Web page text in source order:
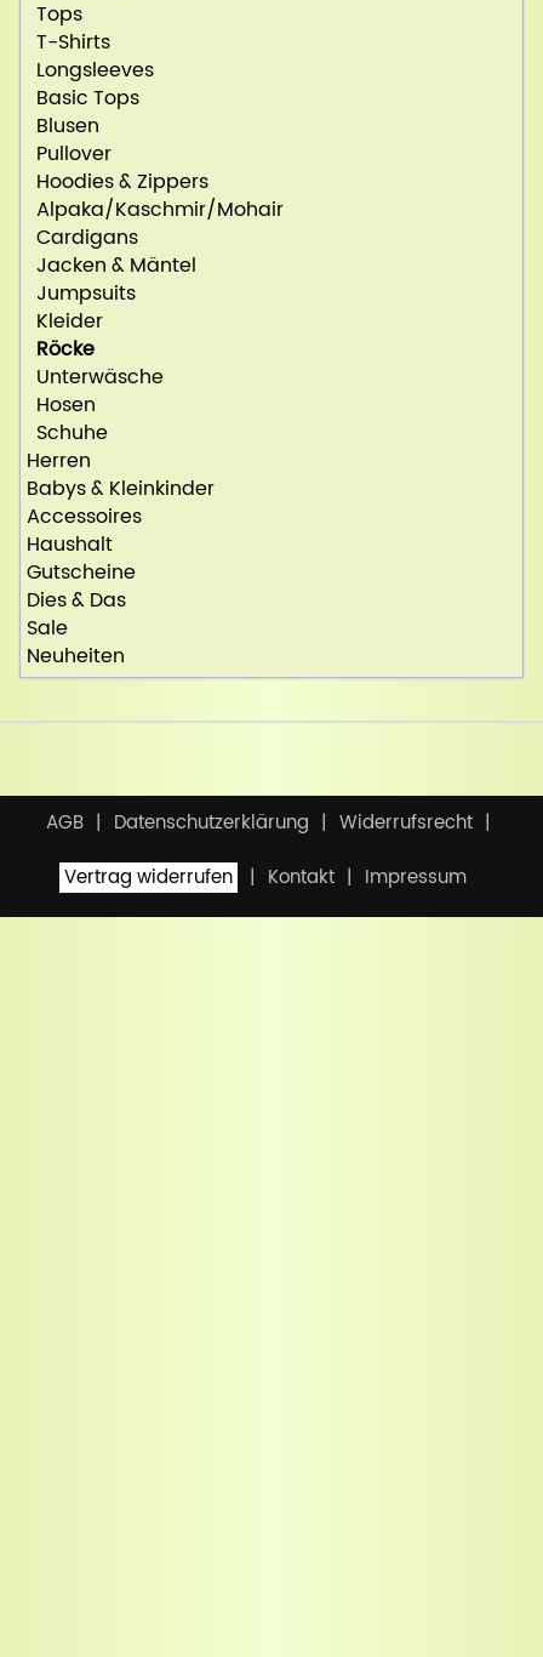
Tops
T-Shirts
Longsleeves
Basic Tops
Blusen
Pullover
Hoodies & Zippers
Alpaka/Kaschmir/Mohair
Cardigans
Jacken & Mäntel
Jumpsuits
Kleider
Röcke
Unterwäsche
Hosen
Schuhe
Herren
Babys & Kleinkinder
Accessoires
Haushalt
Gutscheine
Dies & Das
Sale
Neuheiten
AGB Datenschutzerklärung
Widerrufsrecht
Vertrag widerrufen
Kontakt Impressum